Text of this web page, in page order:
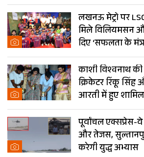
लखनऊ मेट्रो पर
मिले विलियमसन
दिए ‘सफलता के
काशी विश्वनाथ
क्रिकेटर रिंकू सिंह
आरती में हुए
पूर्वांचल एक्सप्रेस-
और तेजस,
करेगी युद्ध अभ्यास